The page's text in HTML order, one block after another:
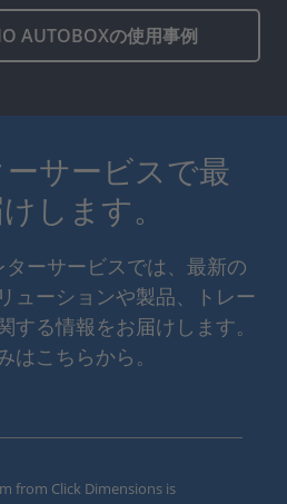
AUTOBOXの使用事例
サービスで最
します。
ターサービスでは、最新の
ューションや製品、トレー
する情報をお届けします。
はこちらから。
from Click Dimensions is